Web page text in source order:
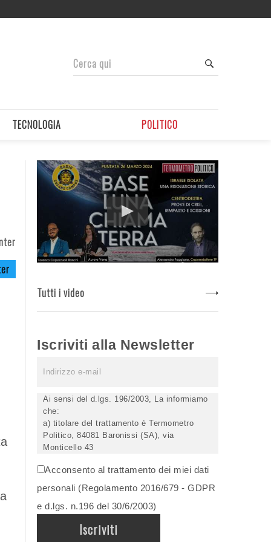
TECNOLOGIA POLITICO
Tutti i video
Iscriviti alla Newsletter
Ai sensi del d.lgs. 196/2003, La informiamo
che:
a) titolare del trattamento è Termometro
Politico, 84081 Baronissi (SA), via
Monticello 43
elettronicamente) soltanto dagli incaricati
autorizzati, esclusivamente per dare corso
all'invio della newsletter e per l'invio (anche
via email) di informazioni relative alle
c) la comunicazione dei dati è facoltativa,
Acconsento al trattamento dei miei dati
personali (Regolamento 2016/679 - GDPR
e d.lgs. n.196 del 30/6/2003)